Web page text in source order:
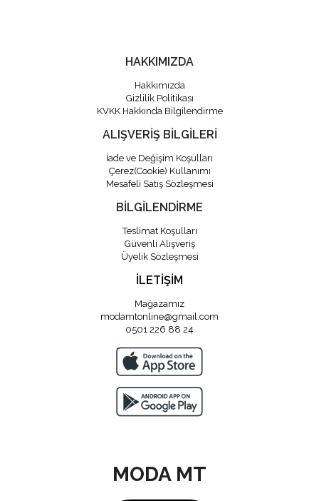
HAKKIMIZDA
Hakkımızda
Gizlilik Politikası
KVKK Hakkında Bilgilendirme
ALIŞVERİŞ BİLGİLERİ
İade ve Değişim Koşulları
Çerez(Cookie) Kullanımı
Mesafeli Satış Sözleşmesi
BİLGİLENDİRME
Teslimat Koşulları
Güvenli Alışveriş
Üyelik Sözleşmesi
İLETİŞİM
Mağazamız
modamtonline@gmail.com
0501 226 88 24
MODA MT